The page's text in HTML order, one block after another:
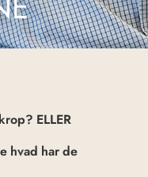
ELLER
hvad har de